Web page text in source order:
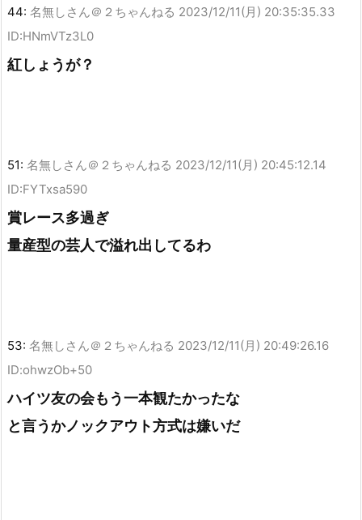
44: 名無しさん＠２ちゃんねる 2023/12/11(月) 20:35:35.33
ID:HNmVTz3L0
紅しょうが？
51: 名無しさん＠２ちゃんねる 2023/12/11(月) 20:45:12.14
ID:FYTxsa590
賞レース多過ぎ
量産型の芸人で溢れ出してるわ
53: 名無しさん＠２ちゃんねる 2023/12/11(月) 20:49:26.16
ID:ohwzOb+50
ハイツ友の会もう一本観たかったな
と言うかノックアウト方式は嫌いだ